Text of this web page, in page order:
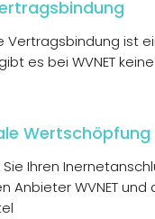
Vertragsbindung ist
es bei WVNET
Wertschöpfung
Ihren
Anbieter WVNET